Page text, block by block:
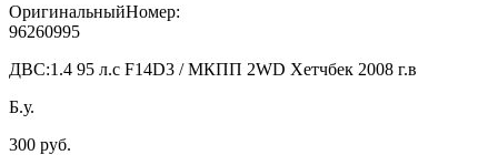
ОригинальныйНомер:
96260995
ДВС:1.4 95 л.с F14D3 / МКПП 2WD Хетчбек 2008 г.в
Б.у.
300 руб.